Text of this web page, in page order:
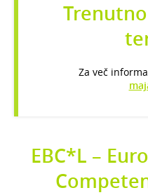
Za več
EBC*L –